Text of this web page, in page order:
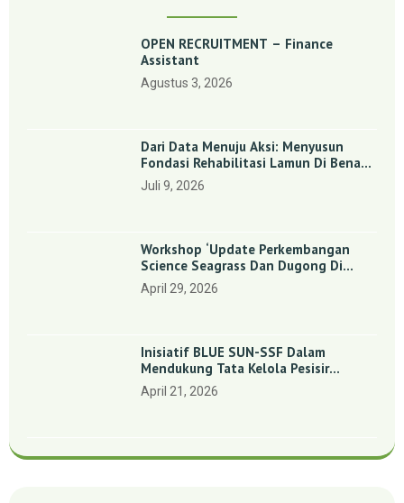
OPEN RECRUITMENT – Finance
Assistant
Agustus 3, 2026
Dari Data Menuju Aksi: Menyusun
Fondasi Rehabilitasi Lamun Di Benan
Dan Sebong Lagoi, Kepulauan Riau
Juli 9, 2026
Workshop ‘Update Perkembangan
Science Seagrass Dan Dugong Di
Indonesia’: Perkuat Dasar Ilmiah Dan
Kolaborasi Konservasi
April 29, 2026
Inisiatif BLUE SUN-SSF Dalam
Mendukung Tata Kelola Pesisir
Melalui Pemetaan Partisipatif Di
Enam Desa Kepulauan Riau
April 21, 2026